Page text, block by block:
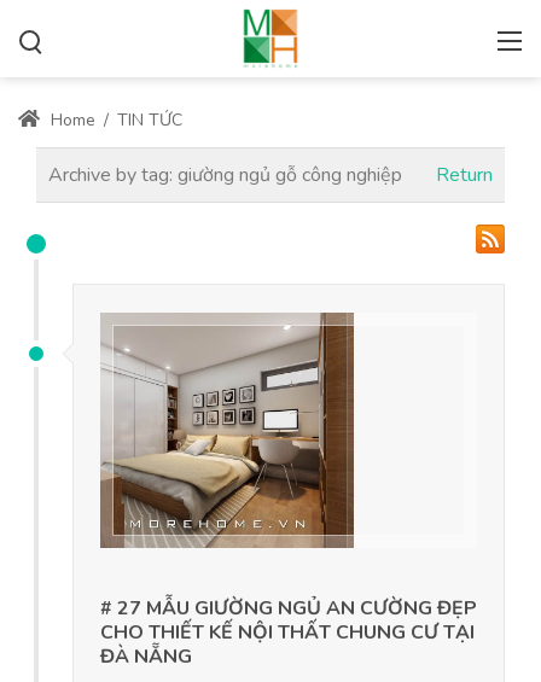
Home / TIN TỨC
Archive by tag: giường ngủ gỗ công nghiệp Return
# 27 MẪU GIƯỜNG NGỦ AN CƯỜNG ĐẸP
CHO THIẾT KẾ NỘI THẤT CHUNG CƯ TẠI
ĐÀ NẴNG